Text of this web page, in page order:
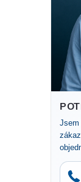
a
n
n
Jsem